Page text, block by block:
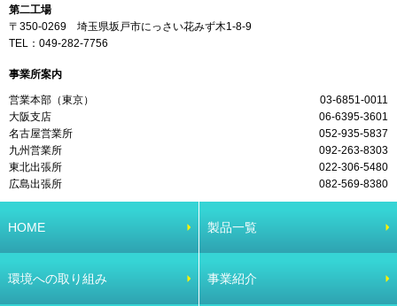
第二工場
〒350-0269 埼玉県坂戸市にっさい花みず木1-8-9
TEL： 049-282-7756
事業所案内
営業本部（東京）
03-6851-0011
大阪支店
06-6395-3601
名古屋営業所
052-935-5837
九州営業所
092-263-8303
東北出張所
022-306-5480
広島出張所
082-569-8380
HOME 製品一覧
環境への取り組み 事業紹介